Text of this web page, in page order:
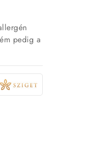
pedig a